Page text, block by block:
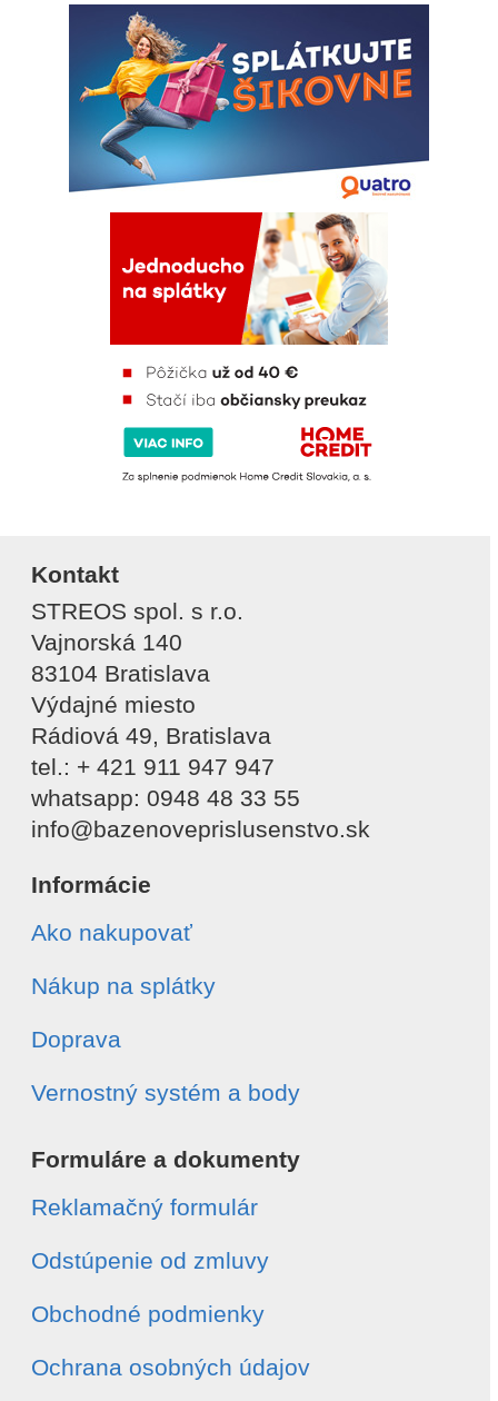
Kontakt
STREOS spol. s r.o.
Vajnorská 140
83104 Bratislava
Výdajné miesto
Rádiová 49, Bratislava
tel.: + 421 911 947 947
whatsapp: 0948 48 33 55
info@bazenoveprislusenstvo.sk
Informácie
Ako nakupovať
Nákup na splátky
Doprava
Vernostný systém a body
Formuláre a dokumenty
Reklamačný formulár
Odstúpenie od zmluvy
Obchodné podmienky
Ochrana osobných údajov